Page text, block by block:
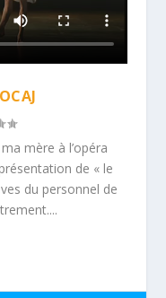
mère à l’opéra
de « le
du personnel de